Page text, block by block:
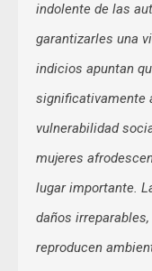
indolente de las
garantizarles una
indicios apuntan
significativamente
vulnerabilidad
mujeres
lugar importante.
daños
reproducen